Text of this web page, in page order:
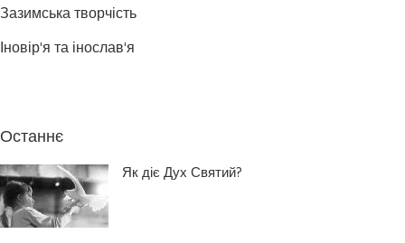
Зазимська творчість
Іновір'я та інослав'я
Останнє
Як діє Дух Святий?